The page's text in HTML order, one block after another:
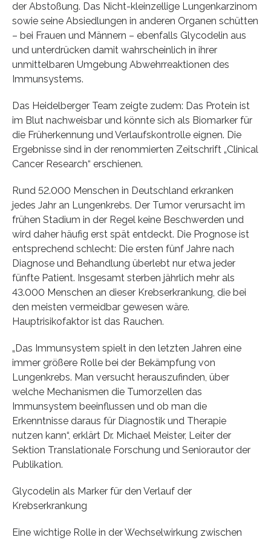
der Abstoßung. Das Nicht-kleinzellige Lungenkarzinom
sowie seine Absiedlungen in anderen Organen schütten
– bei Frauen und Männern – ebenfalls Glycodelin aus
und unterdrücken damit wahrscheinlich in ihrer
unmittelbaren Umgebung Abwehrreaktionen des
Immunsystems.
Das Heidelberger Team zeigte zudem: Das Protein ist
im Blut nachweisbar und könnte sich als Biomarker für
die Früherkennung und Verlaufskontrolle eignen. Die
Ergebnisse sind in der renommierten Zeitschrift „Clinical
Cancer Research“ erschienen.
Rund 52.000 Menschen in Deutschland erkranken
jedes Jahr an Lungenkrebs. Der Tumor verursacht im
frühen Stadium in der Regel keine Beschwerden und
wird daher häufig erst spät entdeckt. Die Prognose ist
entsprechend schlecht: Die ersten fünf Jahre nach
Diagnose und Behandlung überlebt nur etwa jeder
fünfte Patient. Insgesamt sterben jährlich mehr als
43.000 Menschen an dieser Krebserkrankung, die bei
den meisten vermeidbar gewesen wäre.
Hauptrisikofaktor ist das Rauchen.
„Das Immunsystem spielt in den letzten Jahren eine
immer größere Rolle bei der Bekämpfung von
Lungenkrebs. Man versucht herauszufinden, über
welche Mechanismen die Tumorzellen das
Immunsystem beeinflussen und ob man die
Erkenntnisse daraus für Diagnostik und Therapie
nutzen kann“, erklärt Dr. Michael Meister, Leiter der
Sektion Translationale Forschung und Seniorautor der
Publikation.
Glycodelin als Marker für den Verlauf der
Krebserkrankung
Eine wichtige Rolle in der Wechselwirkung zwischen